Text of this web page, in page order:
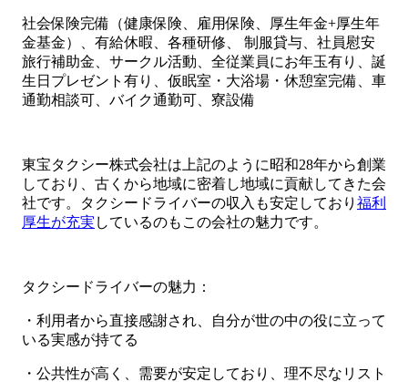
社会保険完備（健康保険、雇用保険、厚生年金+厚生年
金基金）、有給休暇、各種研修、 制服貸与、社員慰安
旅行補助金、サークル活動、全従業員にお年玉有り、誕
生日プレゼント有り、仮眠室・大浴場・休憩室完備、車
通勤相談可、バイク通勤可、寮設備
東宝タクシー株式会社は上記のように昭和28年から創業
しており、古くから地域に密着し地域に貢献してきた会
社です。タクシードライバーの収入も安定しており 福利
厚生が充実 しているのもこの会社の魅力です。
タクシードライバーの魅力：
・利用者から直接感謝され、自分が世の中の役に立って
いる実感が持てる
・公共性が高く、需要が安定しており、理不尽なリスト